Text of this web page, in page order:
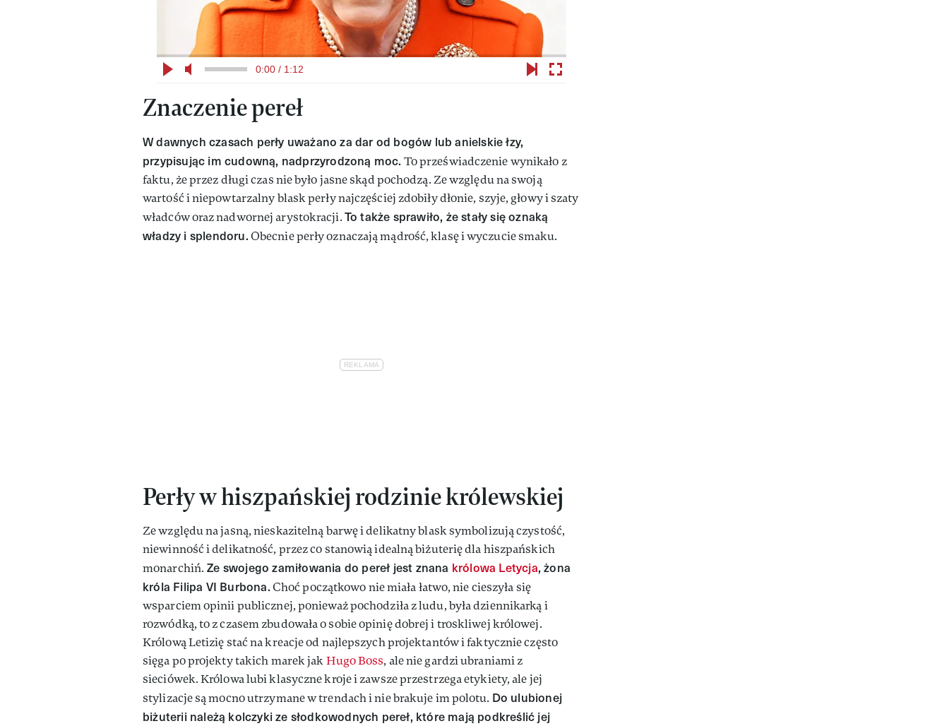
0:00 / 1:12
Znaczenie pereł
W dawnych czasach perły uważano za dar od bogów lub anielskie łzy,
przypisując im cudowną, nadprzyrodzoną moc. To przeświadczenie wynikało z
faktu, że przez długi czas nie było jasne skąd pochodzą. Ze względu na swoją
wartość i niepowtarzalny blask perły najczęściej zdobiły dłonie, szyje, głowy i szaty
władców oraz nadwornej arystokracji.To także sprawiło, że stały się oznaką
władzy i splendoru.Obecnie perły oznaczają mądrość, klasę i wyczucie smaku.
Perły w hiszpańskiej rodzinie królewskiej
Ze względu na jasną, nieskazitelną barwę i delikatny blask symbolizują czystość,
niewinność i delikatność, przez co stanowią idealną biżuterię dla hiszpańskich
monarchiń. Ze swojego zamiłowania do pereł jest znana królowa Letycja, żona
króla Filipa VI Burbona. Choć początkowo nie miała łatwo, nie cieszyła się
wsparciem opinii publicznej, ponieważ pochodziła z ludu, była dziennikarką i
rozwódką, to z czasem zbudowała o sobie opinię dobrej i troskliwej królowej.
Królową Letizię stać na kreacje od najlepszych projektantów i faktycznie często
sięga po projekty takich marek jakHugo Boss, ale nie gardzi ubraniami z
sieciówek. Królowa lubi klasyczne kroje i zawsze przestrzega etykiety, ale jej
stylizacje są mocno utrzymane w trendach i nie brakuje im polotu. Do ulubionej
biżuterii należą kolczyki ze słodkowodnych pereł, które mają podkreślić jej